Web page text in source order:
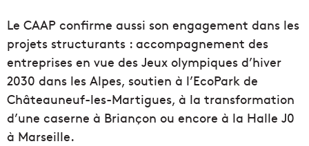
Le CAAP confirme aussi son engagement dans les
projets structurants : accompagnement des
entreprises en vue des Jeux olympiques d’hiver
2030 dans les Alpes, soutien à l’EcoPark de
Châteauneuf-les-Martigues, à la transformation
d’une caserne à Briançon ou encore à la Halle J0
à Marseille.